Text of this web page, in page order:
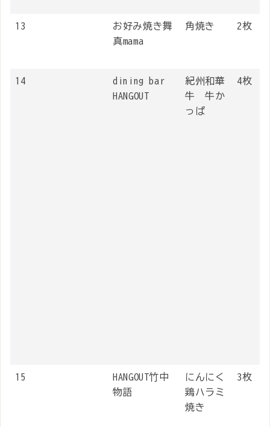
13
お好み焼き舞
真mama
角焼き 2枚
14
dining bar
HANGOUT
紀州和華
牛 牛か
っぱ
4枚
15
HANGOUT竹中
物語
にんにく
鶏ハラミ
焼き
3枚